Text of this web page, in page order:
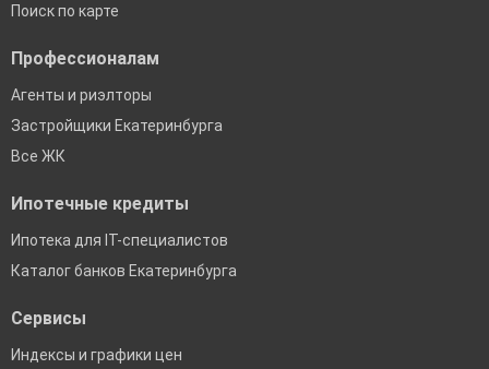
Поиск по карте
Профессионалам
Агенты и риэлторы
Застройщики Екатеринбурга
Все ЖК
Ипотечные кредиты
Ипотека для IT-специалистов
Каталог банков Екатеринбурга
Сервисы
Индексы и графики цен